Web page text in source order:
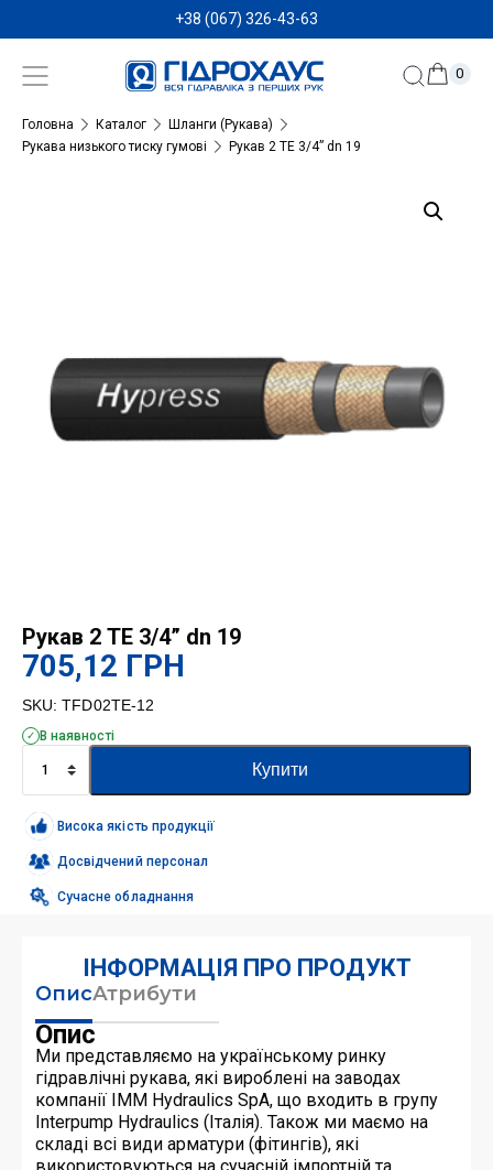
+38 (067) 326-43-63
0
Головна Каталог
Шланги (Рукава)
Рукава низького тиску гумові
Рукав 2 TE 3/4” dn 19
Рукав 2 TE 3/4” dn 19
705,12 ГРН
SKU: TFD02TE-12
В наявності
TE
3/4''
dn
19
кількість
Купити
Висока якість продукції
Досвідчений персонал
Сучасне обладнання
ІНФОРМАЦІЯ ПРО ПРОДУКТ
ОписАтрибути
Опис
Ми представляємо на українському ринку
гідравлічні рукава, які вироблені на заводах
компанії IMM Hydraulics SpA, що входить в групу
Interpump Hydraulics (Італія). Також ми маємо на
складі всі види арматури (фітингів), які